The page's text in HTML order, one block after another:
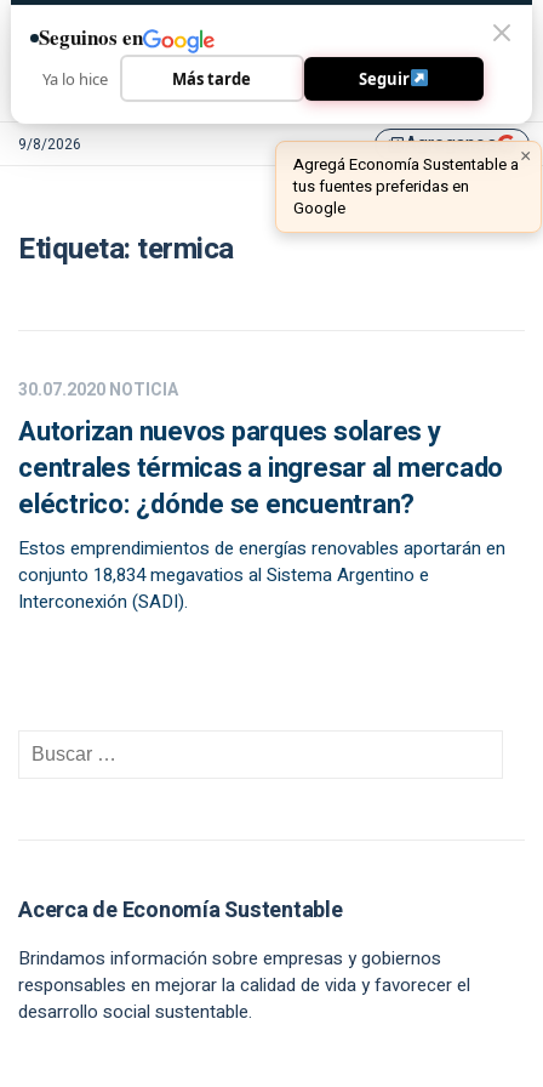
9/8/2026 library_addAgreganos ×
Agregá Economía Sustentable a
tus fuentes preferidas en
Google
Etiqueta: termica
30.07.2020NOTICIA
Autorizan nuevos parques solares y
centrales térmicas a ingresar al mercado
eléctrico: ¿dónde se encuentran?
Estos emprendimientos de energías renovables aportarán en
conjunto 18,834 megavatios al Sistema Argentino e
Interconexión (SADI).
Acerca de Economía Sustentable
Brindamos información sobre empresas y gobiernos
responsables en mejorar la calidad de vida y favorecer el
desarrollo social sustentable.
Seguinos en
Ya lo hice Más tarde Seguir